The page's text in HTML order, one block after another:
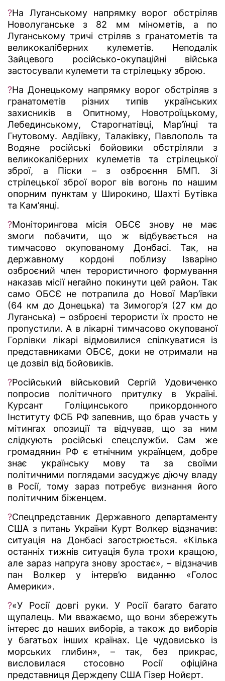
?На Луганському напрямку ворог обстріляв
Новолуганське з 82 мм мінометів, а по
Луганському тричі стріляв з гранатометів та
великокаліберних кулеметів. Неподалік
Зайцевого російсько-окупаційні війська
застосували кулемети та стрілецьку зброю.
?На Донецькому напрямку ворог обстріляв з
гранатометів різних типів українських
захисників в Опитному, Новотроїцькому,
Лебединському, Старогнатівці, Мар’їнці та
Гнутовому. Авдіївку, Талаківку, Павлополь та
Водяне російські бойовики обстріляли з
великокаліберних кулеметів та стрілецької
зброї, а Піски – з озброєння БМП. Зі
стрілецької зброї ворог вів вогонь по нашим
опорним пунктам у Широкино, Шахті Бутівка
та Кам’янці.
?Моніторингова місія ОБСЄ знову не має
змоги побачити, що ж відбувається на
тимчасово окупованому Донбасі. Так, на
державному кордоні поблизу Ізваріно
озброєний член терористичного формування
наказав місії негайно покинути цей район. Так
само ОБСЄ не потрапила до Нової Мар’ївки
(64 км до Донецька) та Зимогор’я (27 км до
Луганська) – озброєні терористи їх просто не
пропустили. А в лікарні тимчасово окупованої
Горлівки лікарі відмовилися спілкуватися із
представниками ОБСЄ, доки не отримали на
це дозвіл від бойовиків.
?Російський військовий Сергій Удовиченко
попросив політичного притулку в Україні.
Курсант Голіцинського прикордонного
Інституту ФСБ РФ запевнив, що брав участь у
мітингах опозиції та відчував, що за ним
слідкують російські спецслужби. Сам же
громадянин РФ є етнічним українцем, добре
знає українську мову та за своїми
політичними поглядами засуджує діючу владу
в Росії, тому зараз потребує визнання його
політичним біженцем.
?Спецпредставник Державного департаменту
США з питань України Курт Волкер відзначив:
ситуація на Донбасі загострюється. «Кілька
останніх тижнів ситуація була трохи кращою,
але зараз напруга знову зростає», – відзначив
пан Волкер у інтерв’ю виданню «Голос
Америки».
?«У Росії довгі руки. У Росії багато багато
щупалець. Ми вважаємо, що вони збережуть
інтерес до наших виборів, а також до виборів
у багатьох інших країнах. Це чудовисько із
морських глибин», – так, без прикрас,
висловилася стосовно Росії офіційна
представниця Держдепу США Гізер Нойєрт.